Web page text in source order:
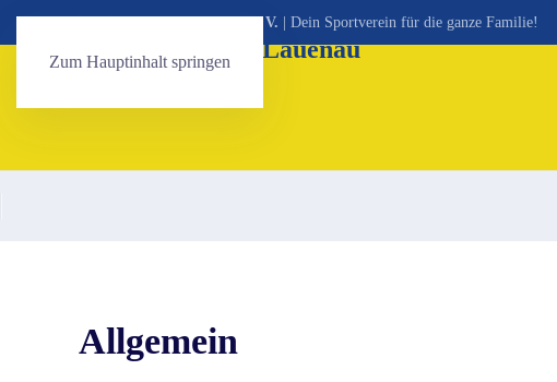
Zum Hauptinhalt springen
SV Victoria Lauenau von 1921 e. V. | Dein Sportverein für die ganze Familie!
Allgemein